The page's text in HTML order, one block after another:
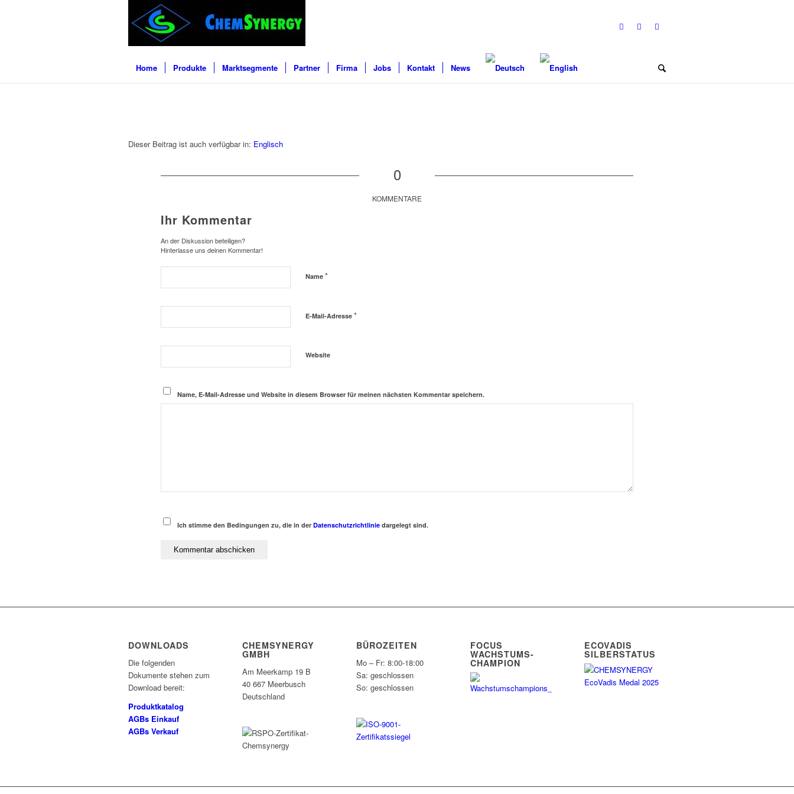
Home Produkte Marktsegmente Partner Firma Jobs Kontakt News
Dieser Beitrag ist auch verfügbar in: Englisch
0
KOMMENTARE
Ihr Kommentar
An der Diskussion beteiligen?
Hinterlasse uns deinen Kommentar!
Name *
E-Mail-Adresse *
Website
Name, E-Mail-Adresse und Website in diesem Browser für meinen nächsten Kommentar speichern.
Ich stimme den Bedingungen zu, die in der Datenschutzrichtlinie dargelegt sind.
DOWNLOADS
Die folgenden
Dokumente stehen zum
Download bereit:
Produktkatalog
AGBs Einkauf
AGBs Verkauf
CHEMSYNERGY
GMBH
Am Meerkamp 19 B
40 667 Meerbusch
Deutschland
BÜROZEITEN
Mo – Fr: 8:00-18:00
Sa: geschlossen
So: geschlossen
FOCUS
WACHSTUMS-
CHAMPION
ECOVADIS
SILBERSTATUS